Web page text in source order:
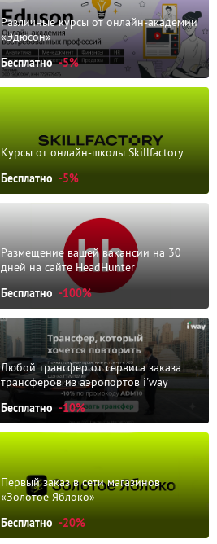
Различные курсы от онлайн-академии
«Эдюсон»
Бесплатно -5%
Курсы от онлайн-школы Skillfactory
Бесплатно -5%
Размещение вашей вакансии на 30
дней на сайте HeadHunter
Бесплатно -100%
Любой трансфер от сервиса заказа
трансферов из аэропортов i'way
Бесплатно -10%
Первый заказ в сети магазинов
«Золотое Яблоко»
Бесплатно -20%